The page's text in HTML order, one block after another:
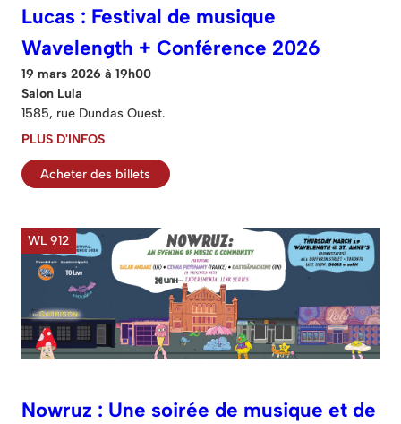
Lucas : Festival de musique
Wavelength + Conférence 2026
19 mars 2026 à 19h00
Salon Lula
1585, rue Dundas Ouest.
PLUS D'INFOS
Acheter des billets
WL 912
Nowruz : Une soirée de musique et de